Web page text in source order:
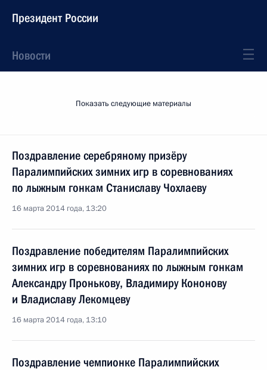
Президент России
Новости
Показать следующие материалы
Поздравление серебряному призёру
Паралимпийских зимних игр в соревнованиях
по лыжным гонкам Станиславу Чохлаеву
16 марта 2014 года, 13:20
Поздравление победителям Паралимпийских
зимних игр в соревнованиях по лыжным гонкам
Александру Пронькову, Владимиру Кононову
и Владиславу Лекомцеву
16 марта 2014 года, 13:10
Поздравление чемпионке Паралимпийских